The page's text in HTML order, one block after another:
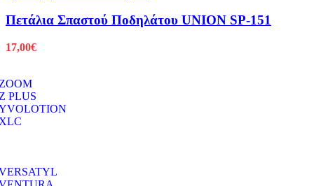
Πετάλια Σπαστού Ποδηλάτου UNION SP-151
17,00€
PLUS